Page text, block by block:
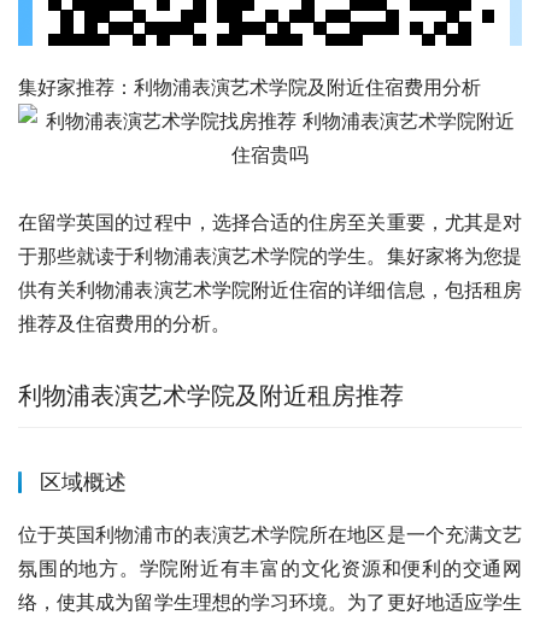
集好家推荐：利物浦表演艺术学院及附近住宿费用分析
在留学英国的过程中，选择合适的住房至关重要，尤其是对
于那些就读于利物浦表演艺术学院的学生。集好家将为您提
供有关利物浦表演艺术学院附近住宿的详细信息，包括租房
推荐及住宿费用的分析。
利物浦表演艺术学院及附近租房推荐
区域概述
位于英国利物浦市的表演艺术学院所在地区是一个充满文艺
氛围的地方。学院附近有丰富的文化资源和便利的交通网
络，使其成为留学生理想的学习环境。为了更好地适应学生